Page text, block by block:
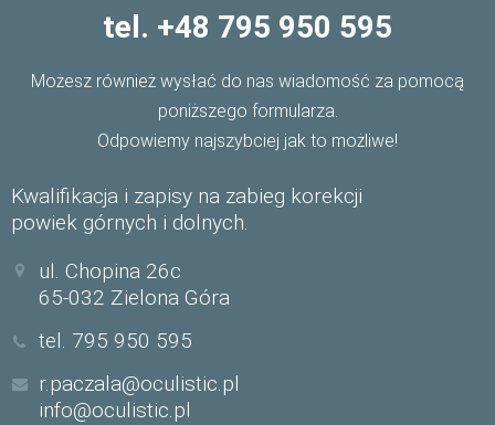
tel. +48 795 950 595
Możesz również wysłać do nas wiadomość za pomocą
poniższego formularza.
Odpowiemy najszybciej jak to możliwe!
Kwalifikacja i zapisy na zabieg korekcji
powiek górnych i dolnych.
ul. Chopina 26c
65-032 Zielona Góra
tel. 795 950 595
r.paczala@oculistic.pl
info@oculistic.pl